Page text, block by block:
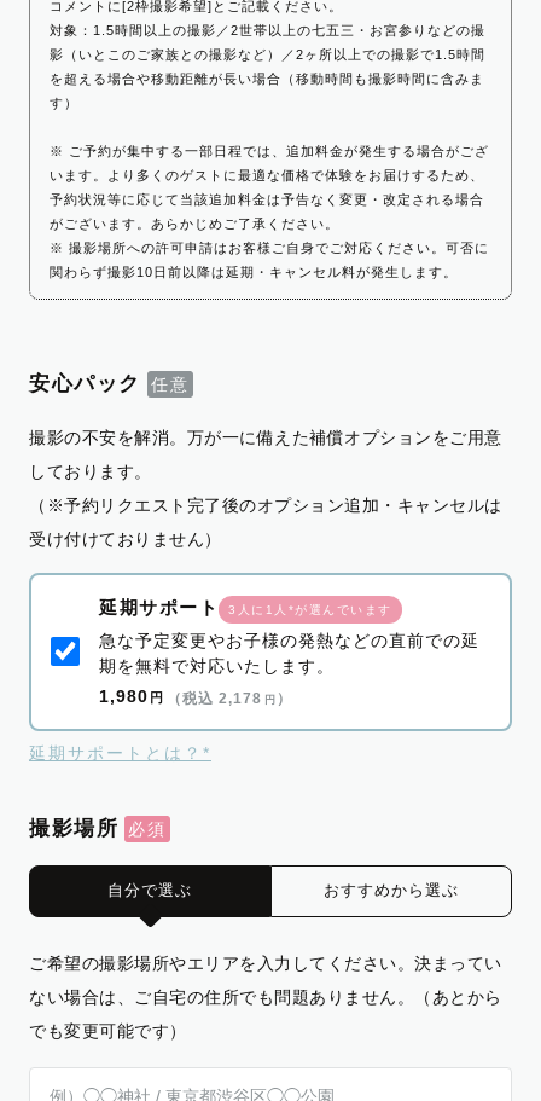
コメントに[2枠撮影希望]とご記載ください。
対象：1.5時間以上の撮影／2世帯以上の七五三・お宮参りなどの撮
影（いとこのご家族との撮影など）／2ヶ所以上での撮影で1.5時間
を超える場合や移動距離が長い場合（移動時間も撮影時間に含みま
す）
※ ご予約が集中する一部日程では、追加料金が発生する場合がござ
います。より多くのゲストに最適な価格で体験をお届けするため、
予約状況等に応じて当該追加料金は予告なく変更・改定される場合
がございます。あらかじめご了承ください。
※ 撮影場所への許可申請はお客様ご自身でご対応ください。可否に
関わらず撮影10日前以降は延期・キャンセル料が発生します。
安心パック
撮影の不安を解消。万が一に備えた補償オプションをご用意
しております。
（※予約リクエスト完了後のオプション追加・キャンセルは
受け付けておりません）
延期サポート 3人に1人*が選んでいます
急な予定変更やお子様の発熱などの直前での延
期を無料で対応いたします。
1,980 円 （税込 2,178 円 ）
延期サポートとは？*
撮影場所
自分で選ぶ おすすめから選ぶ
ご希望の撮影場所やエリアを入力してください。決まってい
ない場合は、ご自宅の住所でも問題ありません。（あとから
でも変更可能です）